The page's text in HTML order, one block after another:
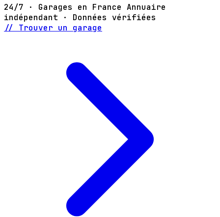
24/7 · Garages en France Annuaire
indépendant · Données vérifiées
// Trouver un garage